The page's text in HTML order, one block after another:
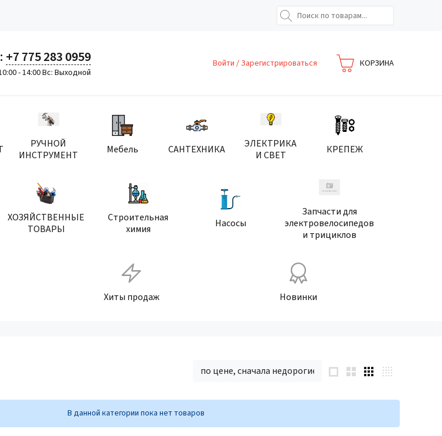
+7 775 283 0959
- 14:00 Вс: Выходной
Войти / Зарегистрироваться КОРЗИНА
РУЧНОЙ
ИНСТРУМЕНТ
Мебель САНТЕХНИКА
ЭЛЕКТРИКА
И СВЕТ
КРЕПЕЖ
ХОЗЯЙСТВЕННЫЕ
ТОВАРЫ
Строительная
химия
Насосы
Запчасти для
электровелосипедов
и трициклов
Хиты продаж Новинки
по цене, сначала недорогие
В данной категории пока нет товаров